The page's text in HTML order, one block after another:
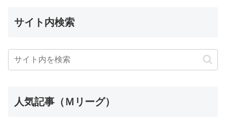
サイト内検索
人気記事（Ｍリーグ）